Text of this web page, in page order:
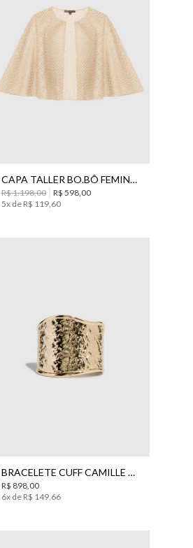
CAPA TALLER BO.BÔ FEMININA
R$1.198,00 R$ 598, 00
5x de R$ 119, 60
BRACELETE CUFF CAMILLE DOURADO BO.BÔ FEMININO
R$ 898, 00
6x de R$ 149, 66